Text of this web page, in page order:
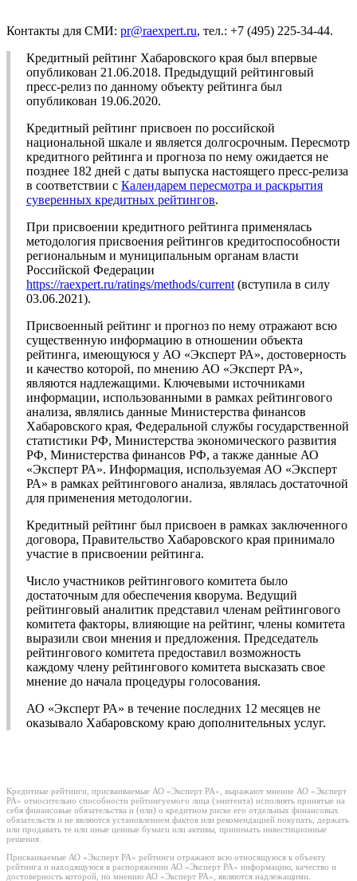
Контакты для СМИ: pr@raexpert.ru, тел.: +7 (495) 225-34-44.
Кредитный рейтинг Хабаровского края был впервые
опубликован 21.06.2018. Предыдущий рейтинговый
пресс-релиз по данному объекту рейтинга был
опубликован 19.06.2020.
Кредитный рейтинг присвоен по российской
национальной шкале и является долгосрочным. Пересмотр
кредитного рейтинга и прогноза по нему ожидается не
позднее 182 дней с даты выпуска настоящего пресс-релиза
в соответствии с Календарем пересмотра и раскрытия
суверенных кредитных рейтингов.
При присвоении кредитного рейтинга применялась
методология присвоения рейтингов кредитоспособности
региональным и муниципальным органам власти
Российской Федерации
https://raexpert.ru/ratings/methods/current (вступила в силу
03.06.2021).
Присвоенный рейтинг и прогноз по нему отражают всю
существенную информацию в отношении объекта
рейтинга, имеющуюся у АО «Эксперт РА», достоверность
и качество которой, по мнению АО «Эксперт РА»,
являются надлежащими. Ключевыми источниками
информации, использованными в рамках рейтингового
анализа, являлись данные Министерства финансов
Хабаровского края, Федеральной службы государственной
статистики РФ, Министерства экономического развития
РФ, Министерства финансов РФ, а также данные АО
«Эксперт РА». Информация, используемая АО «Эксперт
РА» в рамках рейтингового анализа, являлась достаточной
для применения методологии.
Кредитный рейтинг был присвоен в рамках заключенного
договора, Правительство Хабаровского края принимало
участие в присвоении рейтинга.
Число участников рейтингового комитета было
достаточным для обеспечения кворума. Ведущий
рейтинговый аналитик представил членам рейтингового
комитета факторы, влияющие на рейтинг, члены комитета
выразили свои мнения и предложения. Председатель
рейтингового комитета предоставил возможность
каждому члену рейтингового комитета высказать свое
мнение до начала процедуры голосования.
АО «Эксперт РА» в течение последних 12 месяцев не
оказывало Хабаровскому краю дополнительных услуг.
Кредитные рейтинги, присваиваемые АО «Эксперт РА», выражают мнение АО «Эксперт
РА» относительно способности рейтингуемого лица (эмитента) исполнять принятые на
себя финансовые обязательства и (или) о кредитном риске его отдельных финансовых
обязательств и не являются установлением фактов или рекомендацией покупать, держать
или продавать те или иные ценные бумаги или активы, принимать инвестиционные
решения.
Присваиваемые АО «Эксперт РА» рейтинги отражают всю относящуюся к объекту
рейтинга и находящуюся в распоряжении АО «Эксперт РА» информацию, качество и
достоверность которой, по мнению АО «Эксперт РА», являются надлежащими.